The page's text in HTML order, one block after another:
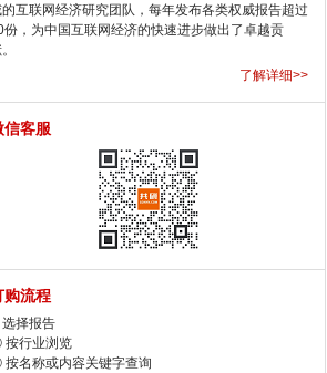
的互联网经济研究团队，每年发布各类权威报告超过
份，为中国互联网经济的快速进步做出了卓越贡
了解详细>>
信客服
购流程
择报告
行业浏览
名称或内容关键字查询